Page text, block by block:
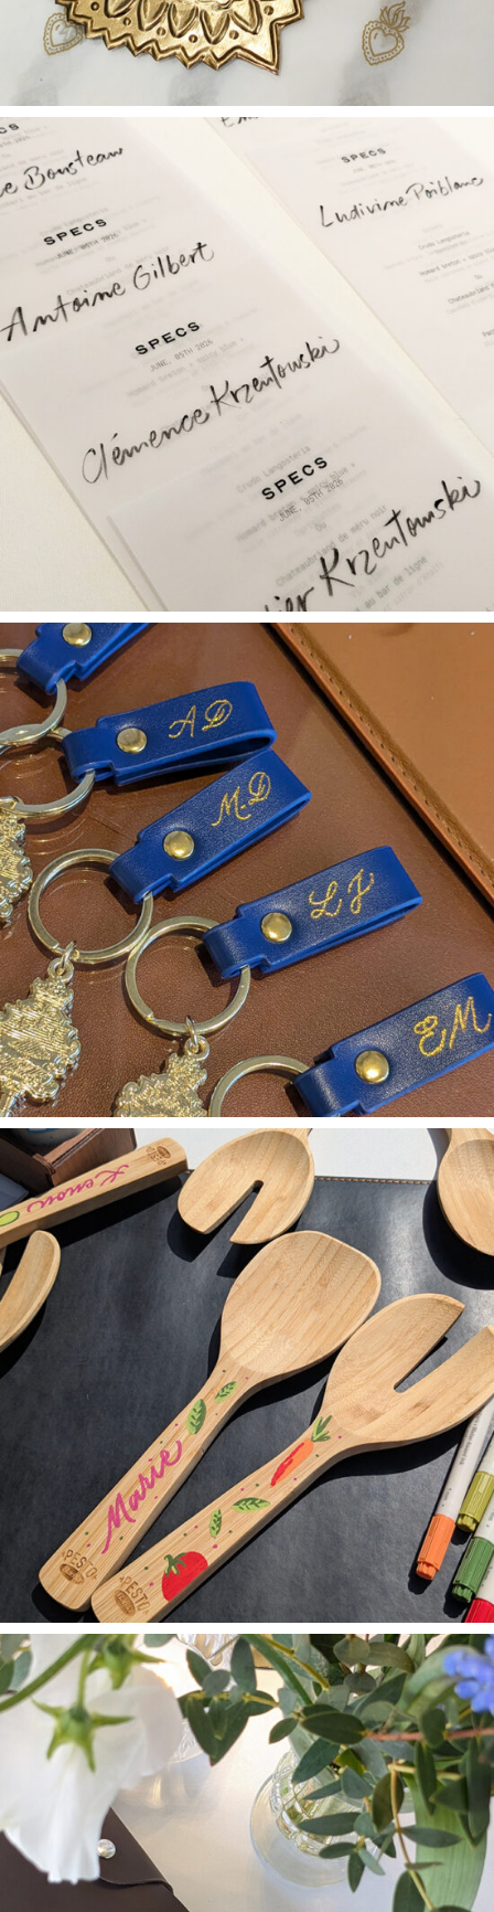
SCÉNOGRAPHIE
Menus name-tags – SPECS
ANIMATIONS / PERSONNALISATIONS
Marquage à chaud sur
porte-clés – Ritz Paris
ANIMATIONS / PERSONNALISATIONS
Personnalisation de
couverts en bois – Barilla
ANIMATIONS / PERSONNALISATIONS
Marquage à chaud sur